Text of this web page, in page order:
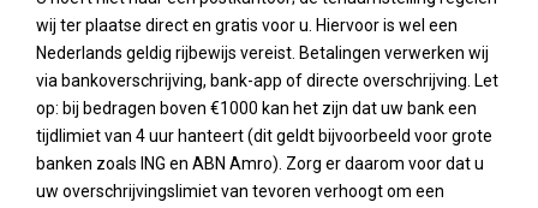
wij ter plaatse direct en gratis voor u. Hiervoor is wel een
Nederlands geldig rijbewijs vereist. Betalingen verwerken wij
via bankoverschrijving, bank-app of directe overschrijving. Let
op: bij bedragen boven €1000 kan het zijn dat uw bank een
tijdlimiet van 4 uur hanteert (dit geldt bijvoorbeeld voor grote
banken zoals ING en ABN Amro). Zorg er daarom voor dat u
uw overschrijvingslimiet van tevoren verhoogt om een